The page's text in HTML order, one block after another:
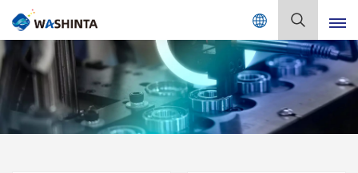
Mix Color Online
English
Français